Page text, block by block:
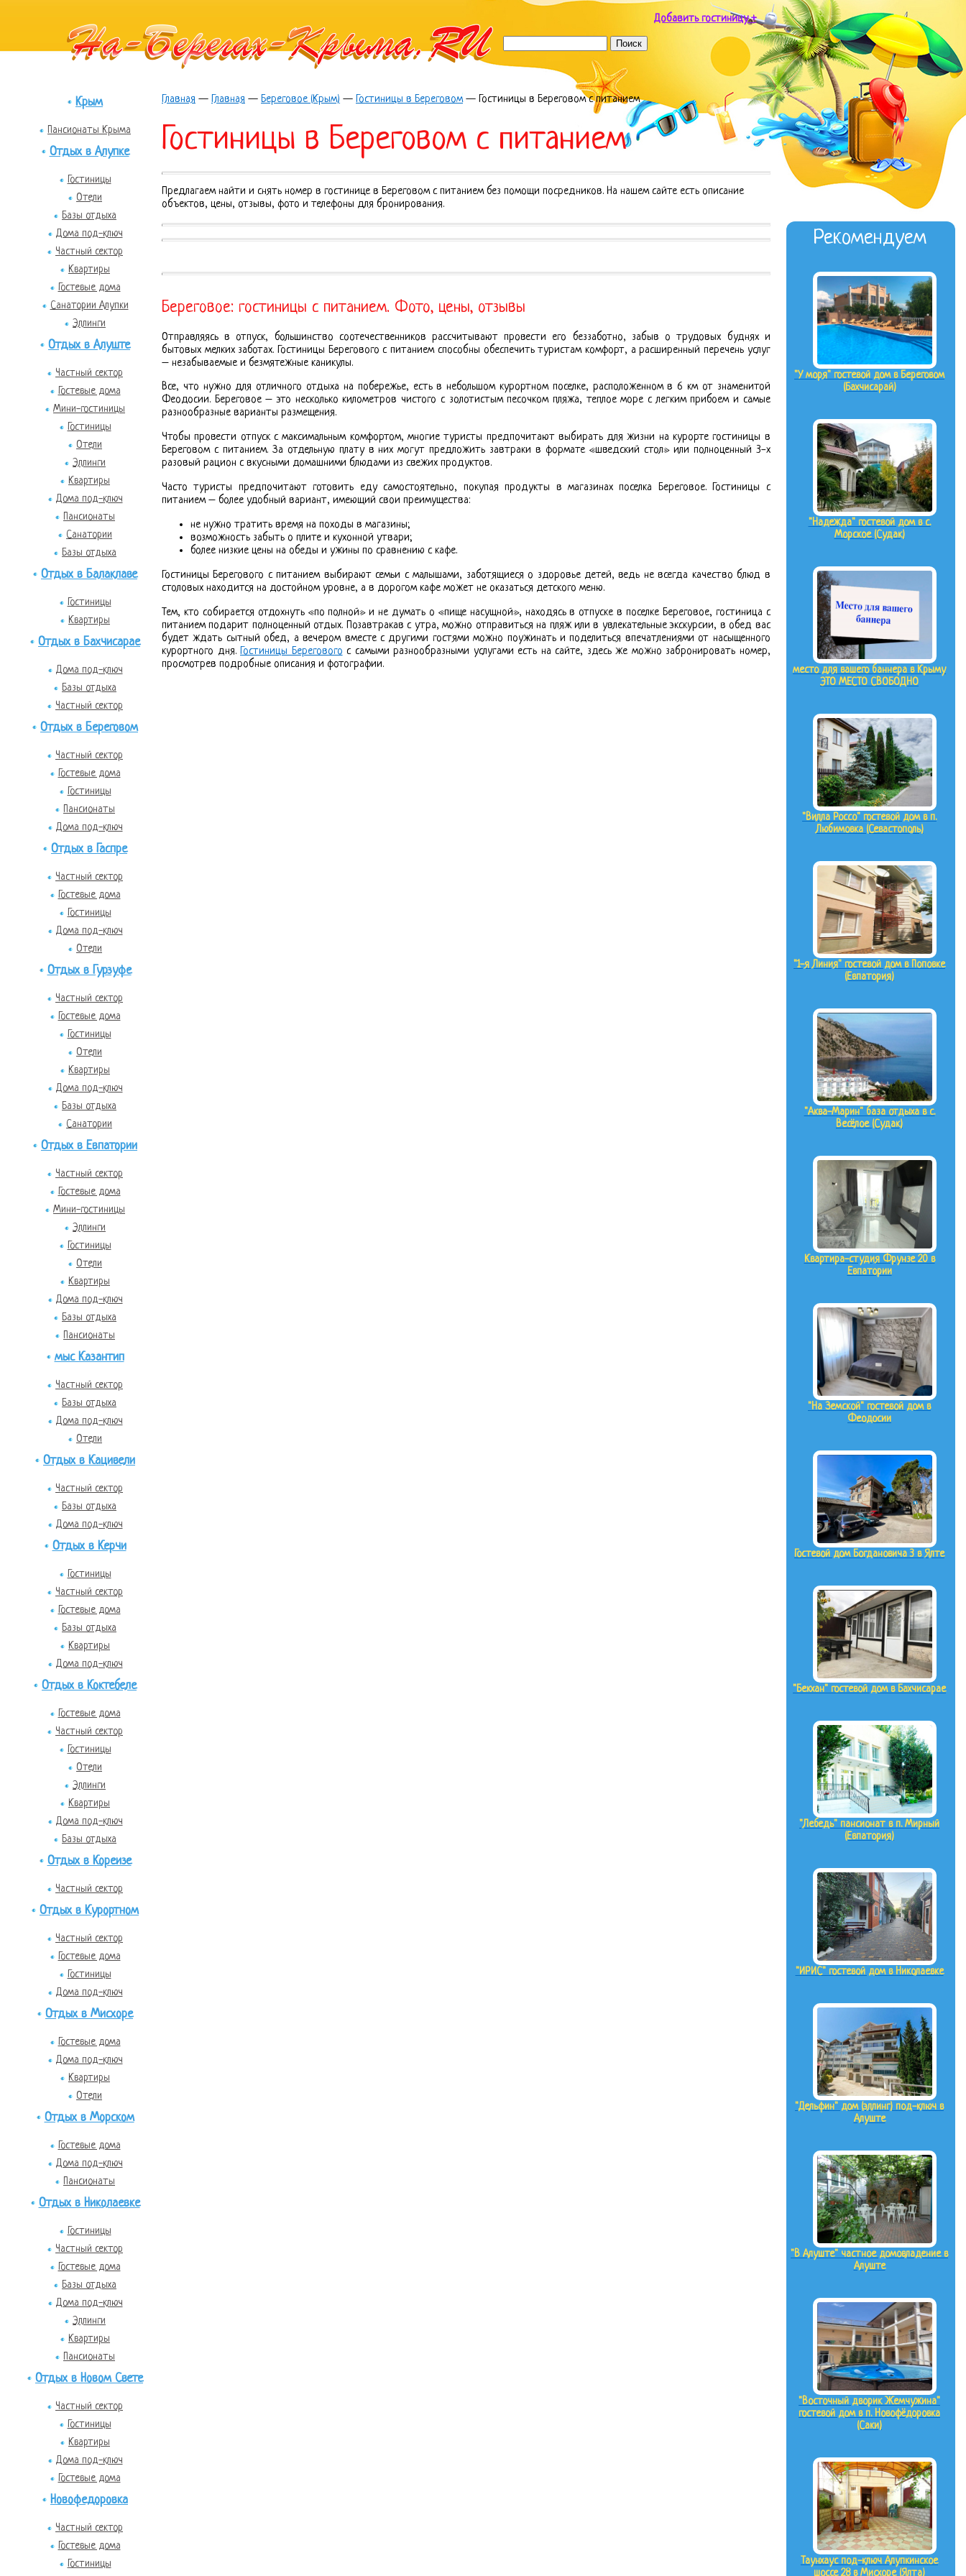
Добавить гостиницу +
Крым
Пансионаты Крыма
Отдых в Алупке
Гостиницы
Отели
Базы отдыха
Дома под-ключ
Частный сектор
Квартиры
Гостевые дома
Санатории Алупки
Эллинги
Отдых в Алуште
Частный сектор
Гостевые дома
Мини-гостиницы
Гостиницы
Отели
Эллинги
Квартиры
Дома под-ключ
Пансионаты
Санатории
Базы отдыха
Отдых в Балаклаве
Гостиницы
Квартиры
Отдых в Бахчисарае
Дома под-ключ
Базы отдыха
Частный сектор
Отдых в Береговом
Частный сектор
Гостевые дома
Гостиницы
Пансионаты
Дома под-ключ
Отдых в Гаспре
Частный сектор
Гостевые дома
Гостиницы
Дома под-ключ
Отели
Отдых в Гурзуфе
Частный сектор
Гостевые дома
Гостиницы
Отели
Квартиры
Дома под-ключ
Базы отдыха
Санатории
Отдых в Евпатории
Частный сектор
Гостевые дома
Мини-гостиницы
Эллинги
Гостиницы
Отели
Квартиры
Дома под-ключ
Базы отдыха
Пансионаты
мыс Казантип
Частный сектор
Базы отдыха
Дома под-ключ
Отели
Отдых в Кацивели
Частный сектор
Базы отдыха
Дома под-ключ
Отдых в Керчи
Гостиницы
Частный сектор
Гостевые дома
Базы отдыха
Квартиры
Дома под-ключ
Отдых в Коктебеле
Гостевые дома
Частный сектор
Гостиницы
Отели
Эллинги
Квартиры
Дома под-ключ
Базы отдыха
Отдых в Кореизе
Частный сектор
Отдых в Курортном
Частный сектор
Гостевые дома
Гостиницы
Дома под-ключ
Отдых в Мисхоре
Гостевые дома
Дома под-ключ
Квартиры
Отели
Отдых в Морском
Гостевые дома
Дома под-ключ
Пансионаты
Отдых в Николаевке
Гостиницы
Частный сектор
Гостевые дома
Базы отдыха
Дома под-ключ
Эллинги
Квартиры
Пансионаты
Отдых в Новом Свете
Частный сектор
Гостиницы
Квартиры
Дома под-ключ
Гостевые дома
Новофедоровка
Частный сектор
Гостевые дома
Гостиницы
Главная — Главная — Береговое (Крым) — Гостиницы в Береговом— Гостиницы в Береговом с питанием
Гостиницы в Береговом с питанием
Предлагаем найти и снять номер в гостинице в Береговом с питанием без помощи посредников. На нашем сайте есть описание
объектов, цены, отзывы, фото и телефоны для бронирования.
Береговое: гостиницы с питанием. Фото, цены, отзывы
Отправляясь в отпуск, большинство соотечественников рассчитывают провести его беззаботно, забыв о трудовых буднях и
бытовых мелких заботах. Гостиницы Берегового с питанием способны обеспечить туристам комфорт, а расширенный перечень услуг
– незабываемые и безмятежные каникулы.
Все, что нужно для отличного отдыха на побережье, есть в небольшом курортном поселке, расположенном в 6 км от знаменитой
Феодосии. Береговое – это несколько километров чистого с золотистым песочком пляжа, теплое море с легким прибоем и самые
разнообразные варианты размещения.
Чтобы провести отпуск с максимальным комфортом, многие туристы предпочитают выбирать для жизни на курорте гостиницы в
Береговом с питанием. За отдельную плату в них могут предложить завтраки в формате «шведский стол» или полноценный 3-х
разовый рацион с вкусными домашними блюдами из свежих продуктов.
Часто туристы предпочитают готовить еду самостоятельно, покупая продукты в магазинах поселка Береговое. Гостиницы с
питанием – более удобный вариант, имеющий свои преимущества:
не нужно тратить время на походы в магазины;
возможность забыть о плите и кухонной утвари;
более низкие цены на обеды и ужины по сравнению с кафе.
Гостиницы Берегового с питанием выбирают семьи с малышами, заботящиеся о здоровье детей, ведь не всегда качество блюд в
столовых находится на достойном уровне, а в дорогом кафе может не оказаться детского меню.
Тем, кто собирается отдохнуть «по полной» и не думать о «пище насущной», находясь в отпуске в поселке Береговое, гостиница с
питанием подарит полноценный отдых. Позавтракав с утра, можно отправиться на пляж или в увлекательные экскурсии, в обед вас
будет ждать сытный обед, а вечером вместе с другими гостями можно поужинать и поделиться впечатлениями от насыщенного
курортного дня.Гостиницы Берегового с самыми разнообразными услугами есть на сайте, здесь же можно забронировать номер,
просмотрев подробные описания и фотографии.
Рекомендуем
"У моря" гостевой дом в Береговом
(Бахчисарай)
"Надежда" гостевой дом в с.
Морское (Судак)
место для вашего баннера в Крыму
ЭТО МЕСТО СВОБОДНО
"Вилла Россо" гостевой дом в п.
Любимовка (Севастополь)
"1-я Линия" гостевой дом в Поповке
(Евпатория)
"Аква-Марин" база отдыха в с.
Весёлое (Судак)
Квартира-студия Фрунзе 20 в
Евпатории
"На Земской" гостевой дом в
Феодосии
Гостевой дом Богдановича 3 в Ялте
"Бекхан" гостевой дом в Бахчисарае
"Лебедь" пансионат в п. Мирный
(Евпатория)
"ИРИС" гостевой дом в Николаевке
"Дельфин" дом (эллинг) под-ключ в
Алуште
"В Алуште" частное домовладение в
Алуште
"Восточный дворик Жемчужина"
гостевой дом в п. Новофёдоровка
(Саки)
Таунхаус под-ключ Алупкинское
шоссе 28 в Мисхоре (Ялта)